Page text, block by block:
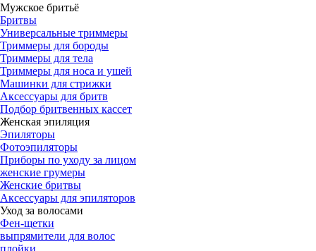
Мужское бритьё
Бритвы
Универсальные триммеры
Триммеры для бороды
Триммеры для тела
Триммеры для носа и ушей
Машинки для стрижки
Аксессуары для бритв
Подбор бритвенных кассет
Женская эпиляция
Эпиляторы
Фотоэпиляторы
Приборы по уходу за лицом
женские грумеры
Женские бритвы
Аксессуары для эпиляторов
Уход за волосами
Фен-щетки
выпрямители для волос
плойки